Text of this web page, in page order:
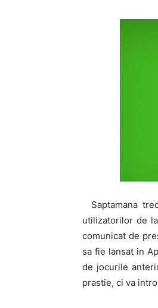
Saptamana
utilizatorilor de
comunicat de
sa fie lansat in
de jocurile
prastie, ci va